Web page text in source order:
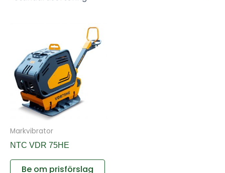
Markvibrator
NTC VDR 75HE
Be om prisförslag